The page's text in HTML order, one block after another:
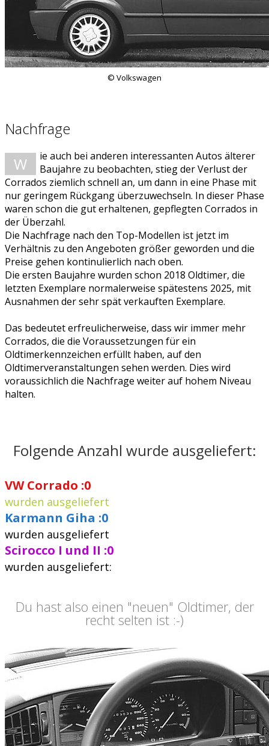
© Volkswagen
Nachfrage
W
ie auch bei anderen interessanten Autos älterer
Baujahre zu beobachten, stieg der Verlust der
Corrados ziemlich schnell an, um dann in eine Phase mit
nur geringem Rückgang überzuwechseln. In dieser Phase
waren schon die gut erhaltenen, gepflegten Corrados in
der Überzahl.
Die Nachfrage nach den Top-Modellen ist jetzt im
Verhältnis zu den Angeboten größer geworden und die
Preise gehen kontinulierlich nach oben.
Die ersten Baujahre wurden schon 2018 Oldtimer, die
letzten Exemplare normalerweise spätestens 2025, mit
Ausnahmen der sehr spät verkauften Exemplare.
Das bedeutet erfreulicherweise, dass wir immer mehr
Corrados, die die Voraussetzungen für ein
Oldtimerkennzeichen erfüllt haben, auf den
Oldtimerveranstaltungen sehen werden. Dies wird
voraussichlich die Nachfrage weiter auf hohem Niveau
halten.
Folgende Anzahl wurde ausgeliefert:
0
wurden ausgeliefert
0
wurden ausgeliefert
0
wurden ausgeliefert:
Du hast also einen "neuen" Oldtimer, der
recht selten ist :-)